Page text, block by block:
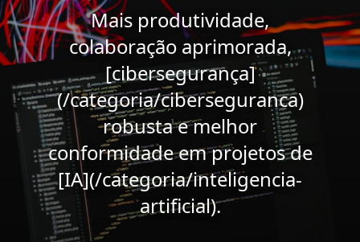
Mais produtividade,
colaboração aprimorada,
[cibersegurança]
(/categoria/ciberseguranca)
robusta e melhor
conformidade em projetos de
[IA](/categoria/inteligencia-
artificial).